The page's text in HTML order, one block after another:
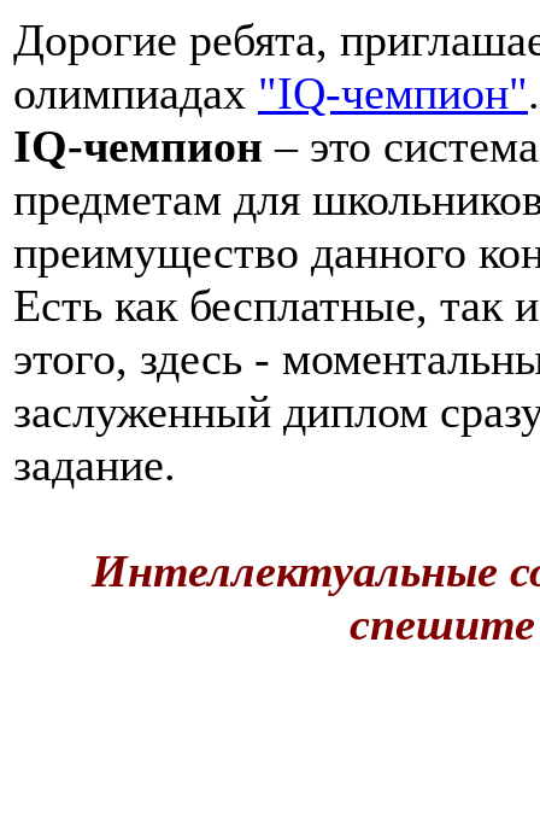
Дорогие ребята,
олимпиадах "IQ-чемпион"
IQ-чемпион – это
предметам для
преимущество данного
Есть как бесплатные,
этого, здесь -
заслуженный диплом
задание.
Интеллектуальные